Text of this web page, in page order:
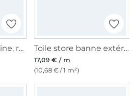
Tissu coton popeline, rose pâle Toile store banne extérieur 160cm déperlant, à rayures, blanc-jaune
17,09 € / m
(10,68 € / 1 m²)